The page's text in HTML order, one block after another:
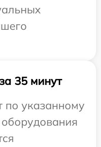
35 минут
по указанному